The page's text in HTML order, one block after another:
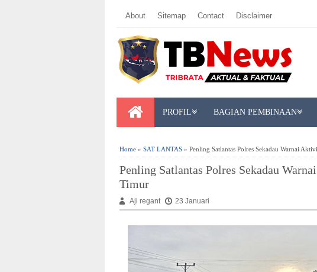
About Sitemap Contact Disclaimer
PROFIL BAGIAN PEMBINAAN
Home » SAT LANTAS » Penling Satlantas Polres Sekadau Warnai
Penling Satlantas Polres Sekadau
Timur
Aji regant 23 Januari